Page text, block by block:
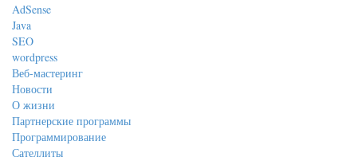
AdSense
Java
SEO
wordpress
Веб-мастеринг
Новости
О жизни
Партнерские программы
Программирование
Сателлиты